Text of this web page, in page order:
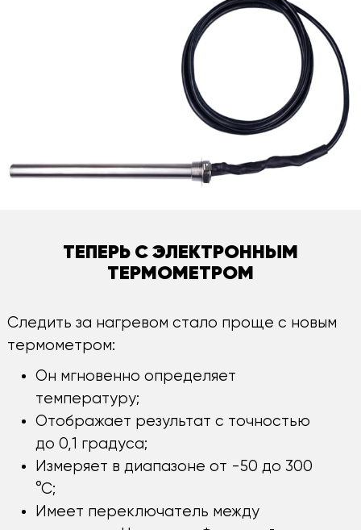
ТЕПЕРЬ С ЭЛЕКТРОННЫМ
ТЕРМОМЕТРОМ
Следить за нагревом стало проще с новым
термометром:
Он мгновенно определяет
температуру;
Отображает результат с точностью
до 0,1 градуса;
Измеряет в диапазоне от -50 до 300
°С;
Имеет переключатель между